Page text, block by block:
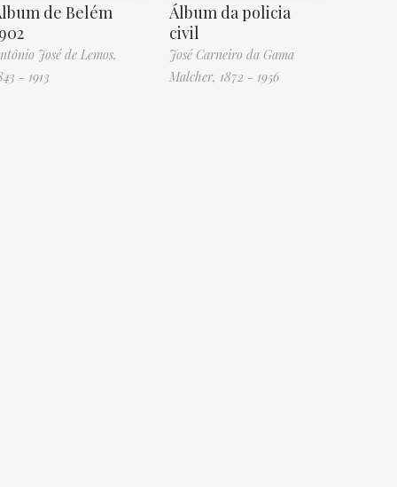
de Belém
José de Lemos,
- 1913
Álbum da policia
civil
José Carneiro da Gama
Malcher, 1872 - 1956